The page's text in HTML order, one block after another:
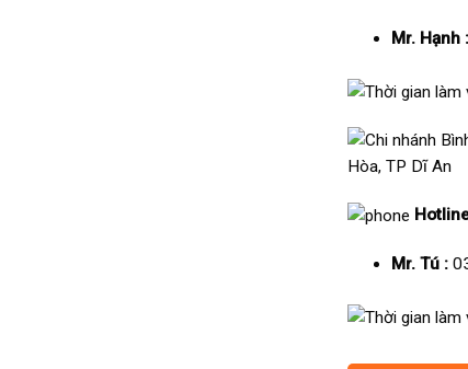
Mr. Hạnh :
Hòa, TP Dĩ An
Mr. Tú :